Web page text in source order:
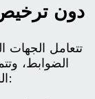
دون
تتعامل الجهات
الضوابط،
السعودي من اجنبية دون تصريح" فيما يلي: